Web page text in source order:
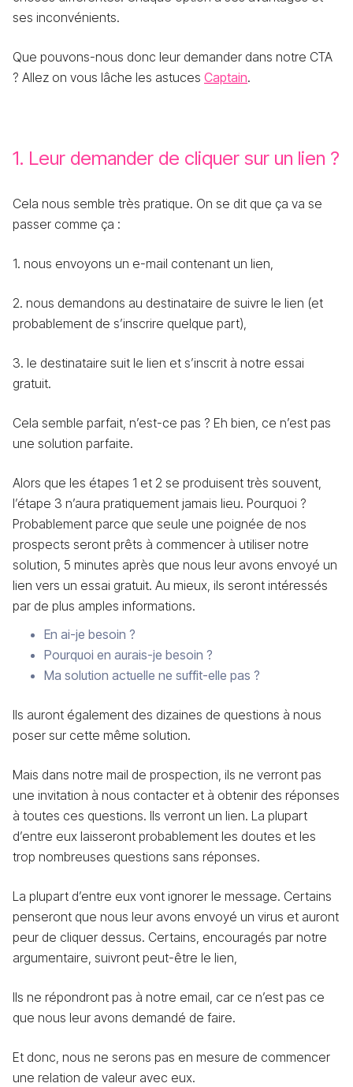
ses inconvénients.
Que pouvons-nous donc leur demander dans notre CTA
? Allez on vous lâche les astuces Captain.
1. Leur demander de cliquer sur un lien ?
Cela nous semble très pratique. On se dit que ça va se
passer comme ça :
1. nous envoyons un e-mail contenant un lien,
2. nous demandons au destinataire de suivre le lien (et
probablement de s’inscrire quelque part),
3. le destinataire suit le lien et s’inscrit à notre essai
gratuit.
Cela semble parfait, n’est-ce pas ? Eh bien, ce n’est pas
une solution parfaite.
Alors que les étapes 1 et 2 se produisent très souvent,
l’étape 3 n’aura pratiquement jamais lieu. Pourquoi ?
Probablement parce que seule une poignée de nos
prospects seront prêts à commencer à utiliser notre
solution, 5 minutes après que nous leur avons envoyé un
lien vers un essai gratuit. Au mieux, ils seront intéressés
par de plus amples informations.
En ai-je besoin ?
Pourquoi en aurais-je besoin ?
Ma solution actuelle ne suffit-elle pas ?
Ils auront également des dizaines de questions à nous
poser sur cette même solution.
Mais dans notre mail de prospection, ils ne verront pas
une invitation à nous contacter et à obtenir des réponses
à toutes ces questions. Ils verront un lien. La plupart
d’entre eux laisseront probablement les doutes et les
trop nombreuses questions sans réponses.
La plupart d’entre eux vont ignorer le message. Certains
penseront que nous leur avons envoyé un virus et auront
peur de cliquer dessus. Certains, encouragés par notre
argumentaire, suivront peut-être le lien,
Ils ne répondront pas à notre email, car ce n’est pas ce
que nous leur avons demandé de faire.
Et donc, nous ne serons pas en mesure de commencer
une relation de valeur avec eux.